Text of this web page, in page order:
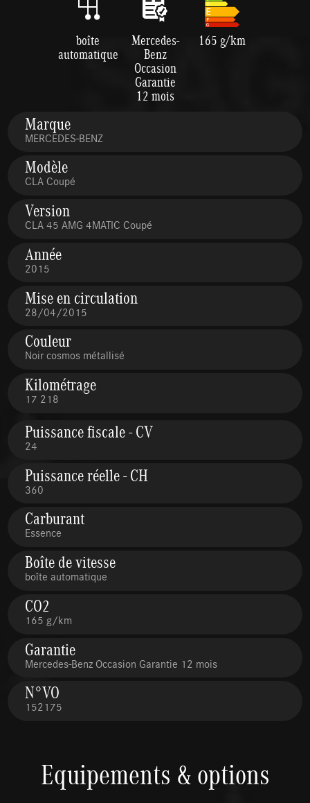
boîte
automatique
Mercedes-
Benz
Occasion
Garantie
12 mois
165 g/km
Marque
MERCEDES-BENZ
Modèle
CLA Coupé
Version
CLA 45 AMG 4MATIC Coupé
Année
2015
Mise en circulation
28/04/2015
Couleur
Noir cosmos métallisé
Kilométrage
17 218
Puissance fiscale - CV
24
Puissance réelle - CH
360
Carburant
Essence
Boîte de vitesse
boîte automatique
CO2
165 g/km
Garantie
Mercedes-Benz Occasion Garantie 12 mois
N°VO
152175
Equipements & options